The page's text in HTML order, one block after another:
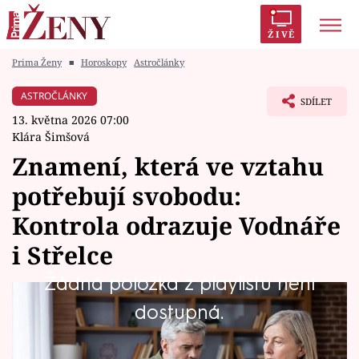
ŽIVĚ
Módní alarm
Témata
Celebrity
Vztahy
Seriály
Prima Ženy ■ Horoskopy Astročlánky
ASTROČLÁNKY
13. května 2026 07:00
Klára Šimšová
SDÍLET
Znamení, která ve vztahu
potřebují svobodu:
Kontrola odrazuje Vodnáře
i Střelce
Žádná položka z playlistu není
dostupná.
Každý člověk vnímá lásku trochu jinak. Někdo
chce trávit s partnerem každou volnou chvíli,
jiný zase potřebuje dostatek prostoru, času